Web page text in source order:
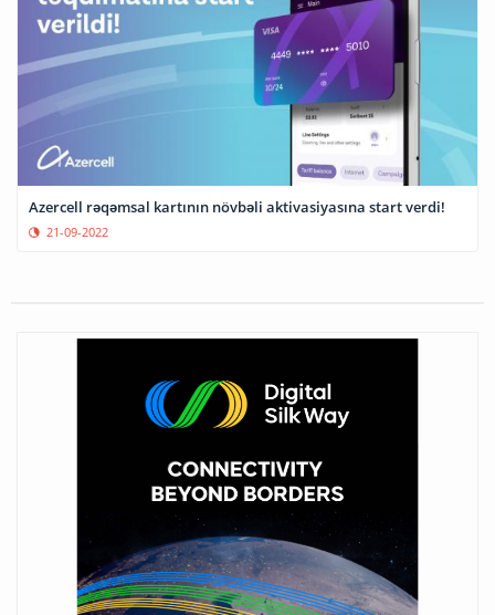
Azercell rəqəmsal kartının növbəli aktivasiyasına start verdi!
21-09-2022